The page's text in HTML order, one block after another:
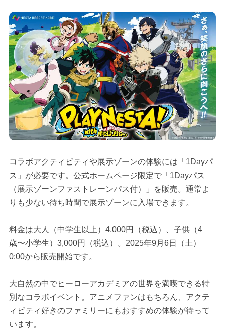
コラボアクティビティや展示ゾーンの体験には「1Dayパ
ス」が必要です。公式ホームページ限定で「1Dayパス
（展示ゾーンファストレーンパス付）」を販売。通常よ
りも少ない待ち時間で展示ゾーンに入場できます。
料金は大人（中学生以上）4,000円（税込）、子供（4
歳〜小学生）3,000円（税込）。2025年9月6日（土）
0:00から販売開始です。
大自然の中でヒーローアカデミアの世界を満喫できる特
別なコラボイベント。アニメファンはもちろん、アクテ
ィビティ好きのファミリーにもおすすめの体験が待って
います。